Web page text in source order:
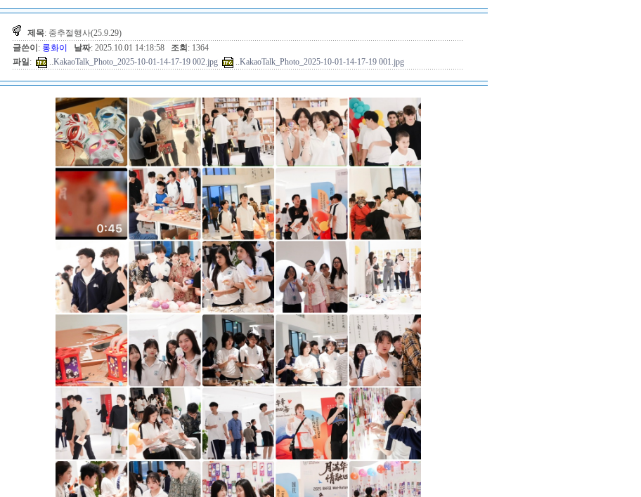
제목: 중추절행사(25.9.29)
글쓴이 : 롱화이 날짜: 2025.10.01 14:18:58 조회 : 1364
파일: ..KakaoTalk_Photo_2025-10-01-14-17-19 002.jpg ..KakaoTalk_Photo_2025-10-01-14-17-19 001.jpg